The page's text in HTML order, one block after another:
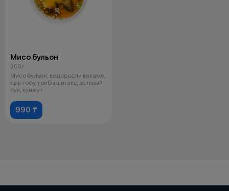
Мисо бульон
200 г
Мисо бульон, водоросли вакаме,
сыр тофу, грибы шитаке, зеленый
лук, кунжут
990 ₸